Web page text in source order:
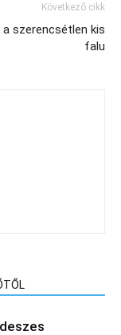
Következő cikk
a szerencsétlen kis
falu